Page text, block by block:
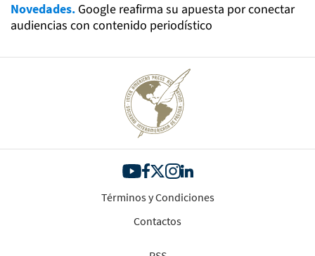
Novedades. Google reafirma su apuesta por conectar
audiencias con contenido periodístico
Términos y Condiciones
Contactos